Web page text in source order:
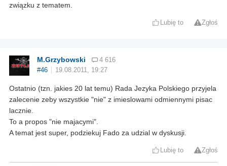
związku z tematem.
Lubię to Zgłoś
M.Grzybowski
4 616
#46
19.08.2011, 19:27
Ostatnio (tzn. jakies 20 lat temu) Rada Jezyka Polskiego przyjela
zalecenie zeby wszystkie "nie" z imieslowami odmiennymi pisac
lacznie.
To a propos "nie majacymi".
A temat jest super, podziekuj Fado za udzial w dyskusji.
Lubię to Zgłoś